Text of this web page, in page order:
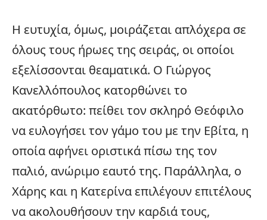
Η ευτυχία, όμως, μοιράζεται απλόχερα σε
όλους τους ήρωες της σειράς, οι οποίοι
εξελίσσονται θεαματικά. Ο Γιώργος
Κανελλόπουλος κατορθώνει το
ακατόρθωτο: πείθει τον σκληρό Θεόφιλο
να ευλογήσει τον γάμο του με την Εβίτα, η
οποία αφήνει οριστικά πίσω της τον
παλιό, ανώριμο εαυτό της. Παράλληλα, ο
Χάρης και η Κατερίνα επιλέγουν επιτέλους
να ακολουθήσουν την καρδιά τους,